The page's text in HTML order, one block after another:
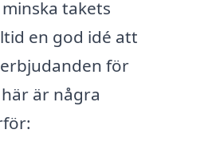
takets
en god idé att
för
är några